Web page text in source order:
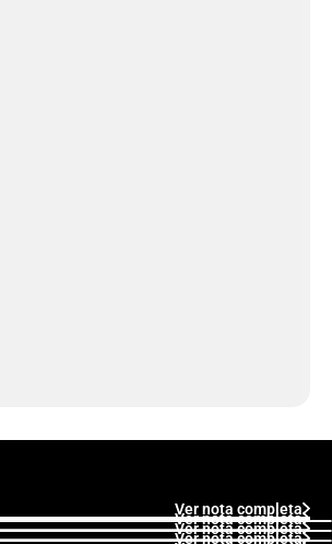
Ver nota completa
Ver nota completa
Ver nota completa
Ver nota completa